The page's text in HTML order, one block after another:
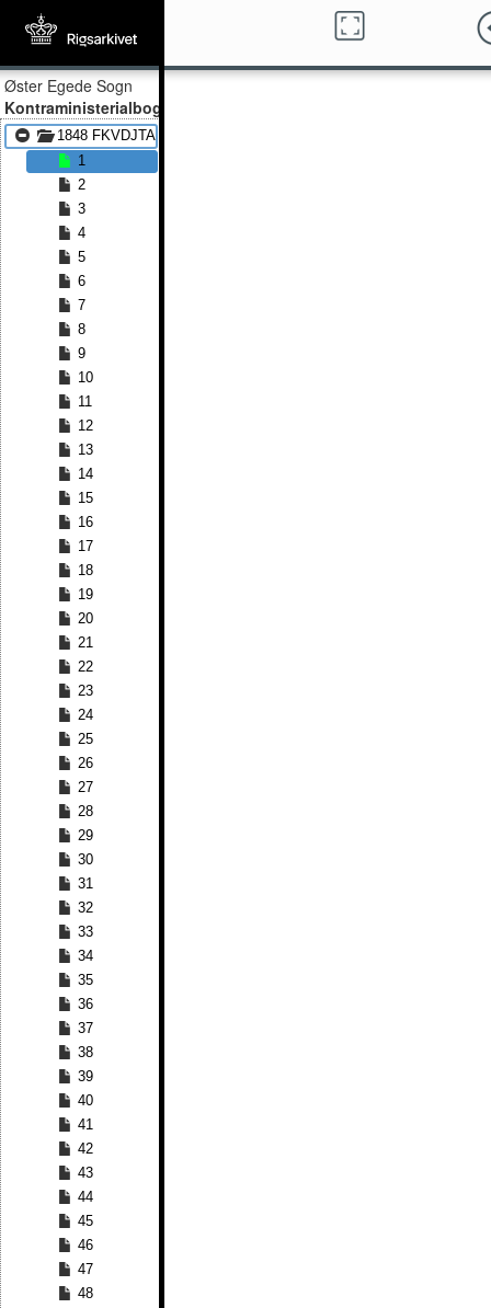
Øster Egede Sogn
Kontraministerialbog
1848 FKVDJTA - 1877 FKVDJTA
1
2
3
4
5
6
7
8
9
10
11
12
13
14
15
16
17
18
19
20
21
22
23
24
25
26
27
28
29
30
31
32
33
34
35
36
37
38
39
40
41
42
43
44
45
46
47
48